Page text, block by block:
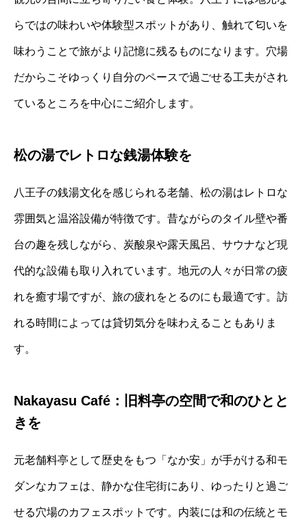
らではの味わいや体験型スポットがあり、触れて匂いを
味わうことで旅がより記憶に残るものになります。穴場
だからこそゆっくり自分のペースで過ごせる工夫がされ
ているところを中心にご紹介します。
松の湯でレトロな銭湯体験を
八王子の銭湯文化を感じられる老舗、松の湯はレトロな
雰囲気と温浴設備が特徴です。昔ながらのタイル壁や番
台の趣を残しながら、炭酸泉や露天風呂、サウナなど現
代的な設備も取り入れています。地元の人々が日常の疲
れを癒す場ですが、旅の疲れをとるのにも最適です。訪
れる時間によっては貸切気分を味わえることもありま
す。
Nakayasu Café：旧料亭の空間で和のひとと
きを
元老舗料亭として歴史をもつ「なか安」が手がける和モ
ダンなカフェは、静かな住宅街にあり、ゆったりと過ご
せる穴場のカフェスポットです。内装には和の伝統とモ